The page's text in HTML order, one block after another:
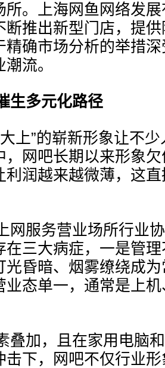
所。上海网鱼网络发
断推出新型门店，提
精确市场分析的举措
流。
生多元化路径
上”的崭新形象让不少
，网吧长期以来形象
利润越来越微薄，这
网服务营业场所行业
在三大病症，一是管
光昏暗、烟雾缭绕成
业态单一，通常是上
叠加，且在家用电脑
击下，网吧不仅行业